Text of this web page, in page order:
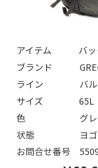
アイテム   バッ
ブランド
ライン    バル
サイズ    65L
色      グレ
状態     ヨゴ
お問合せ番号